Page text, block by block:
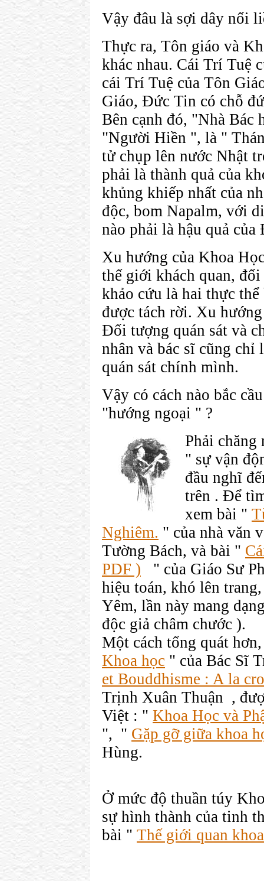
Vậy đâu là sợi dây nối
Thực ra, Tôn giáo và
khác nhau. Cái Trí Tuệ
cái Trí Tuệ của Tôn
Giáo, Đức Tin có chỗ
Bên cạnh đó, "Nhà Bác
"Người Hiền ", là "
tử chụp lên nước Nhật
phải là thành quả của
khủng khiếp nhất của
độc, bom Napalm, với
nào phải là hậu quả
Xu hướng của Khoa
thế giới khách quan,
khảo cứu là hai thực
được tách rời. Xu
Đối tượng quán sát và
nhân và bác sĩ cũng chỉ
quán sát chính mình.
Vậy có cách nào bắc
"hướng ngoại " ?
Phải
" sự vận
đầu nghĩ
trên . Để
xem bài "
Nghiêm. " của nhà văn
Tường Bách, và bài "
PDF ) " của Giáo Sư
hiệu toán, khó lên
Yêm, lần này mang
độc giả châm chước ).
Một cách tổng quát
Khoa học " của Bác Sĩ
et Bouddhisme : A la
Trịnh Xuân Thuận ,
Việt : " Khoa Học và
", " Gặp gỡ giữa khoa
Hùng.
Ở mức độ thuần túy
sự hình thành của tinh
bài " Thế giới quan